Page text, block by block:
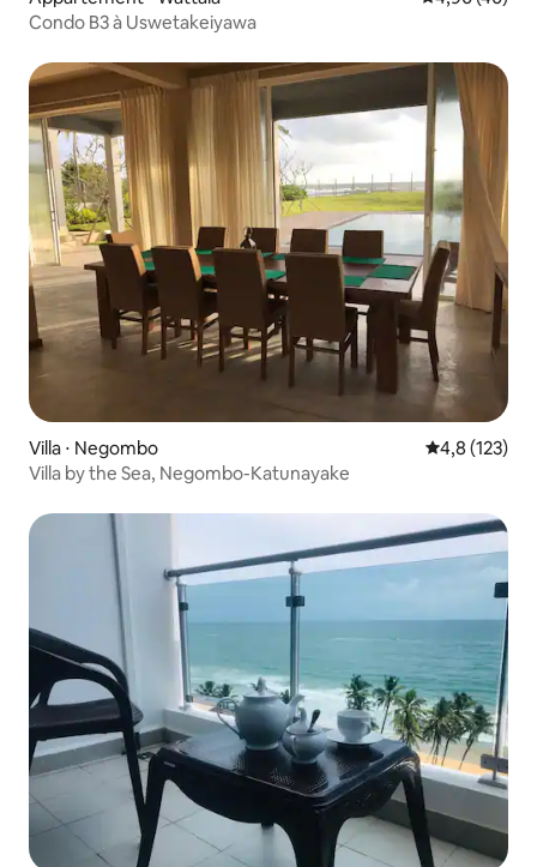
Condo B3 à Uswetakeiyawa
Villa ⋅ Negombo Évaluation
4,8 (123)
Villa by the Sea, Negombo-Katunayake